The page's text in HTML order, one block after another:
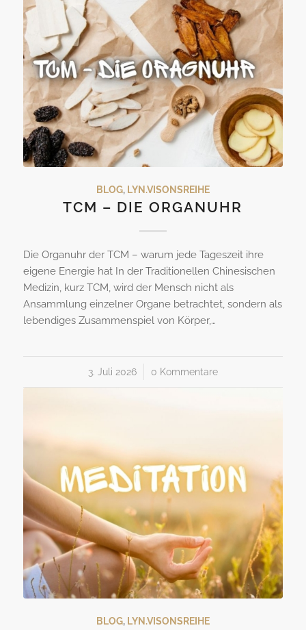
BLOG, LYN.VISONSREIHE
TCM – DIE ORGANUHR
Die Organuhr der TCM – warum jede Tageszeit ihre
eigene Energie hat In der Traditionellen Chinesischen
Medizin, kurz TCM, wird der Mensch nicht als
Ansammlung einzelner Organe betrachtet, sondern als
lebendiges Zusammenspiel von Körper,…
3. Juli 2026
/ 0 Kommentare
BLOG, LYN.VISONSREIHE